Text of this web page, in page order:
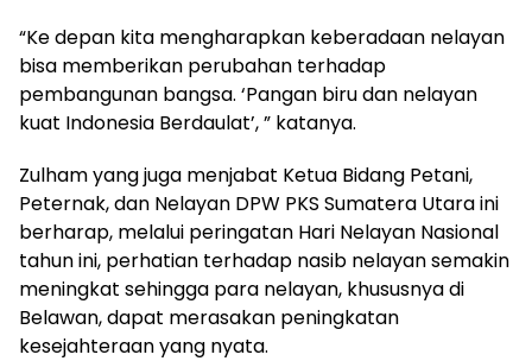
“Ke depan kita mengharapkan keberadaan nelayan
bisa memberikan perubahan terhadap
pembangunan bangsa. ‘Pangan biru dan nelayan
kuat Indonesia Berdaulat’, ” katanya.
Zulham yang juga menjabat Ketua Bidang Petani,
Peternak, dan Nelayan DPW PKS Sumatera Utara ini
berharap, melalui peringatan Hari Nelayan Nasional
tahun ini, perhatian terhadap nasib nelayan semakin
meningkat sehingga para nelayan, khususnya di
Belawan, dapat merasakan peningkatan
kesejahteraan yang nyata.